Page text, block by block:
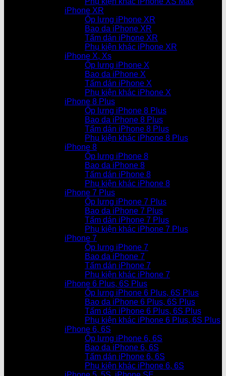
iPhone XR
Ốp lưng iPhone XR
Bao da iPhone XR
Tấm dán iPhone XR
Phụ kiện khác iPhone XR
iPhone X, Xs
Ốp lưng iPhone X
Bao da iPhone X
Tấm dán iPhone X
Phụ kiện khác iPhone X
iPhone 8 Plus
Ốp lưng iPhone 8 Plus
Bao da iPhone 8 Plus
Tấm dán iPhone 8 Plus
Phụ kiện khác iPhone 8 Plus
iPhone 8
Ốp lưng iPhone 8
Bao da iPhone 8
Tấm dán iPhone 8
Phụ kiện khác iPhone 8
iPhone 7 Plus
Ốp lưng iPhone 7 Plus
Bao da iPhone 7 Plus
Tấm dán iPhone 7 Plus
Phụ kiện khác iPhone 7 Plus
iPhone 7
Ốp lưng iPhone 7
Bao da iPhone 7
Tấm dán iPhone 7
Phụ kiện khác iPhone 7
iPhone 6 Plus, 6S Plus
Ốp lưng iPhone 6 Plus, 6S Plus
Bao da iPhone 6 Plus, 6S Plus
Tấm dán iPhone 6 Plus, 6S Plus
Phụ kiện khác iPhone 6 Plus, 6S Plus
iPhone 6, 6S
Ốp lưng iPhone 6, 6S
Bao da iPhone 6, 6S
Tấm dán iPhone 6, 6S
Phụ kiện khác iPhone 6, 6S